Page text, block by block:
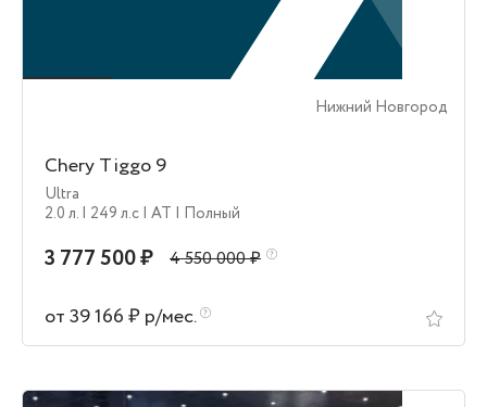
Нижний Новгород
Chery Tiggo 9
Ultra
2.0 л. | 249 л.c | AT | Полный
3 777 500 ₽ 4 550 000 ₽
от 39 166 ₽ р/мес.